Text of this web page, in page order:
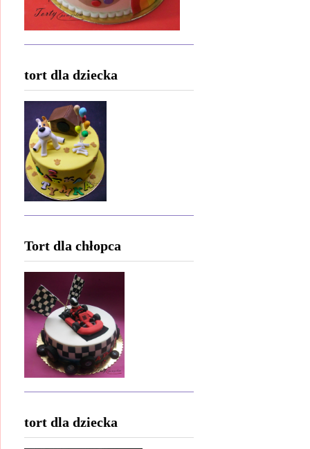
tort dla dziecka
Tort dla chłopca
tort dla dziecka